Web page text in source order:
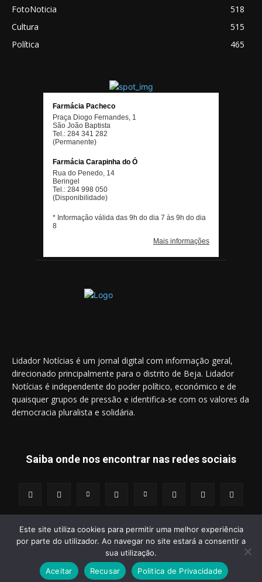
FotoNoticia
518
Cultura
515
Política
465
Lidador Notícias é um jornal digital com informação geral,
direcionado principalmente para o distrito de Beja. Lidador
Notícias é independente do poder político, económico e de
quaisquer grupos de pressão e identifica-se com os valores da
democracia pluralista e solidária.
Saiba onde nos encontrar nas redes sociais
© 2014 - 2025 Lidador Notícias. | Todos os Direitos Reservados.
Termos e Condições Política de Privacidade Publicidade
Este site utiliza cookies para permitir uma melhor experiência
por parte do utilizador. Ao navegar no site estará a consentir a
sua utilização.
Aceitar
Recusar Politica de Privacidade